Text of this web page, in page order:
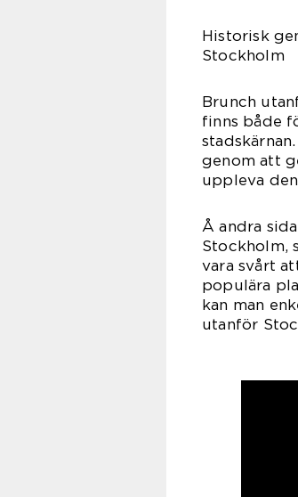
Historisk
Stockholm
Brunch
finns både
genom att
uppleva
Å andra
Stockholm,
vara svårt
populära
kan man
utanför